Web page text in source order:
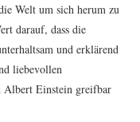
Welt um sich herum zu
darauf, dass die
und erklärend
liebevollen
Albert Einstein greifbar